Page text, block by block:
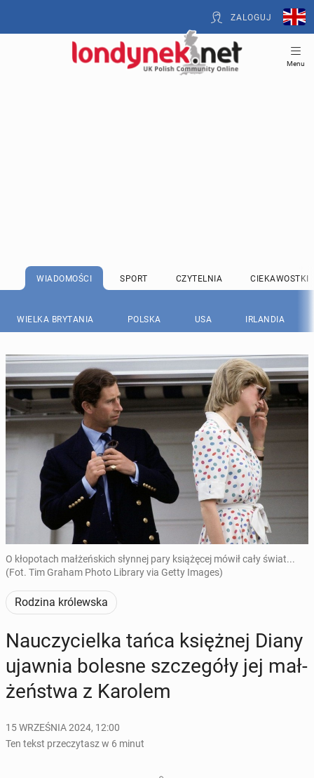
ZALOGUJ
Menu
WIADOMOŚCI SPORT CZYTELNIA CIEKAWOSTKI
WIELKA BRYTANIA POLSKA USA IRLANDIA
O kłopotach małżeńskich słynnej pary książęcej mówił cały świat...
(Fot. Tim Graham Photo Library via Getty Images)
Rodzina królewska
Na­uczy­ciel­ka tańca księż­nej Diany
ujawnia bolesne szcze­gó­ły jej mał­
żeń­stwa z Karolem
15 WRZEŚNIA 2024, 12:00
Ten tekst przeczytasz w 6 minut